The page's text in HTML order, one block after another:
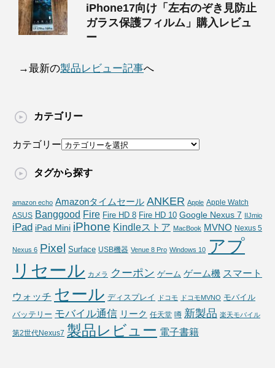
iPhone17向け「左右のぞき見防止
ガラス保護フィルム」購入レビュ
ー
→最新の製品レビュー記事へ
カテゴリー
カテゴリー
タグから探す
amazon echo Amazonタイムセール ANKER Apple Apple Watch
ASUS Banggood Fire Fire HD 8 Fire HD 10 Google Nexus 7 IIJmio
iPad iPad Mini iPhone Kindleストア MacBook MVNO Nexus 5
Nexus 6 Pixel Surface USB機器 Venue 8 Pro Windows 10 アプ
リセール カメラ クーポン ゲーム ゲーム機 スマート
ウォッチ セール ディスプレイ ドコモ ドコモMVNO モバイル
バッテリー モバイル通信 リーク 任天堂 噂 新製品 楽天モバイル
第2世代Nexus7 製品レビュー 電子書籍